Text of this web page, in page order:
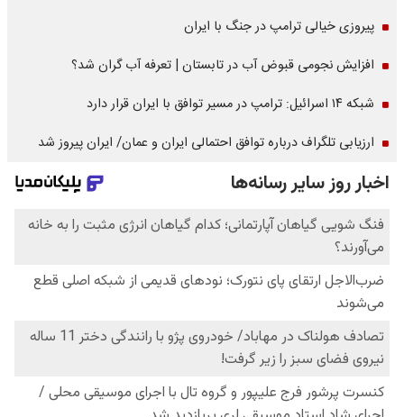
پیروزی خیالی ترامپ در جنگ با ایران
افزایش نجومی قبوض آب در تابستان | تعرفه آب گران شد؟
شبکه ۱۴ اسرائیل: ترامپ در مسیر توافق با ایران قرار دارد
ارزیابی تلگراف درباره توافق احتمالی ایران و عمان/ ایران پیروز شد